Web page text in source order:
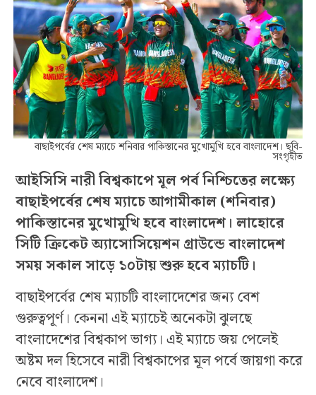
বাছাইপর্বের শেষ ম্যাচে শনিবার পাকিস্তানের মুখোমুখি হবে বাংলাদেশ। ছবি-
সংগৃহীত
আইসিসি নারী বিশ্বকাপে মূল পর্ব নিশ্চিতের লক্ষ্যে
বাছাইপর্বের শেষ ম্যাচে আগামীকাল (শনিবার)
পাকিস্তানের মুখোমুখি হবে বাংলাদেশ। লাহোরে
সিটি ক্রিকেট অ্যাসোসিয়েশন গ্রাউন্ডে বাংলাদেশ
সময় সকাল সাড়ে ১০টায় শুরু হবে ম্যাচটি।
বাছাইপর্বের শেষ ম্যাচটি বাংলাদেশের জন্য বেশ
গুরুত্বপূর্ণ। কেননা এই ম্যাচেই অনেকটা ঝুলছে
বাংলাদেশের বিশ্বকাপ ভাগ্য। এই ম্যাচে জয় পেলেই
অষ্টম দল হিসেবে নারী বিশ্বকাপের মূল পর্বে জায়গা করে
নেবে বাংলাদেশ।